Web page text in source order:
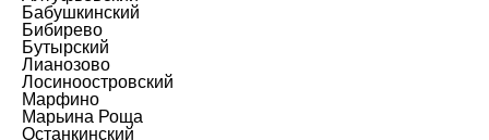
Бабушкинский
Бибирево
Бутырский
Лианозово
Лосиноостровский
Марфино
Марьина Роща
Останкинский